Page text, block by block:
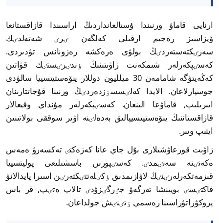
ارنايى قاماۋ ورنىندا ۇستالعانداردىڭ اراسىندا قازاقستانعا
ۆيزاسىز رەجيم ارقىلى كەلگەن ٸرٸ شەتەلدٸك
سەرٸكتەستەردٸڭ بولۋى ەرەكشە رەزونانس تۋدىردى.
كەسٸپكەرلەر شىمكەنت زاۋىتىنىڭ ٶندٸرٸستٸك قۋاتىن
كەڭەيتۋگە شامامەن 30 ميلليون دوللار ينۆەستيتسييا سالۋدى
جوسپارلاعان. الايدا كەلٸسسٶزدەردٸڭ ورنىنا قۇجاتتارىنان
ايىرىلىپ, قاماۋعا الىنعان. كەسٸپكەرلەر مۇنداي وقيعالار
قازاقستاننىڭ ينۆەستيتسييالىق بەدەلٸنە اۋىر سوققى بولاتىنىن
ايتىپ وتىر.
زاۋىت قورعاۋشىلارى بۇل جاي عانا كەزەكتٸ تەكسەرۋ ەمەس
ەكەنٸنە سەنٸمدٸ. كەسٸپورىن باسشىلىعى پوليتسييا
قىزمەتكەرلەرٸنٸڭ لاۋازىمدىق ٶكٸلەتتٸكتەرٸن اسىرا پايدالانۋ
فاكتٸسٸ بويىنشا تەرگەۋ جٷرگٸزۋدٸ تالاپ ەتٸپ, قر باس
پروكۋراتۋراسىنا رەسمي ٶتٸنٸش جولداعان.